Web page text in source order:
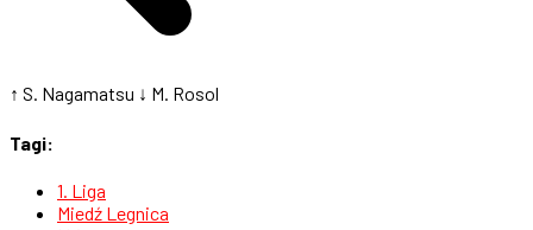
↑ S. Nagamatsu ↓ M. Rosol
Tagi:
1. Liga
Miedź Legnica